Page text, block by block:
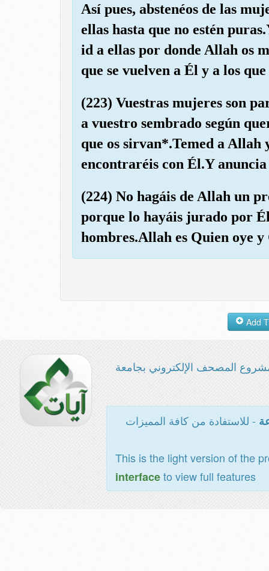
Así pues, abstenéos de las
ellas hasta que no estén
id a ellas por donde Allah os
que se vuelven a Él y a los
(223) Vuestras mujeres son
a vuestro sembrado según
que os sirvan*.Temed a Allah
encontraréis con Él.Y anuncia
(224) No hagáis de Allah un
porque lo hayáis jurado por
hombres.Allah es Quien oye y
المصحف الإلكتروني بجامعة
- للاستفادة من كافة المميزات
This is the light version of the
interfaceto view full features